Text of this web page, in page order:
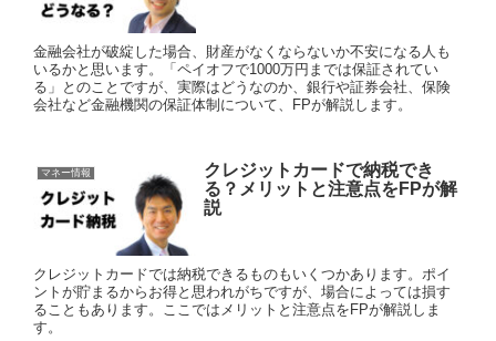
金融会社が破綻した場合、財産がなくならないか不安になる人も
いるかと思います。「ペイオフで1000万円までは保証されてい
る」とのことですが、実際はどうなのか、銀行や証券会社、保険
会社など金融機関の保証体制について、FPが解説します。
マネー情報
クレジットカードで納税でき
る？メリットと注意点をFPが解
説
クレジットカードでは納税できるものもいくつかあります。ポイ
ントが貯まるからお得と思われがちですが、場合によっては損す
ることもあります。ここではメリットと注意点をFPが解説しま
す。